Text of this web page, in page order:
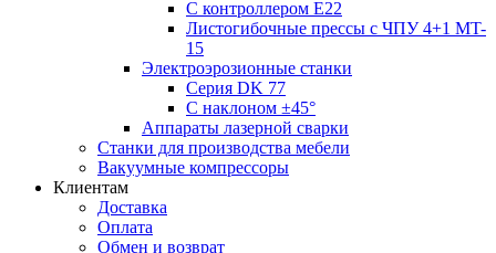
С контроллером E22
Листогибочные прессы с ЧПУ 4+1 MT-
15
Электроэрозионные станки
Серия DK 77
С наклоном ±45°
Аппараты лазерной сварки
Станки для производства мебели
Вакуумные компрессоры
Клиентам
Доставка
Оплата
Обмен и возврат